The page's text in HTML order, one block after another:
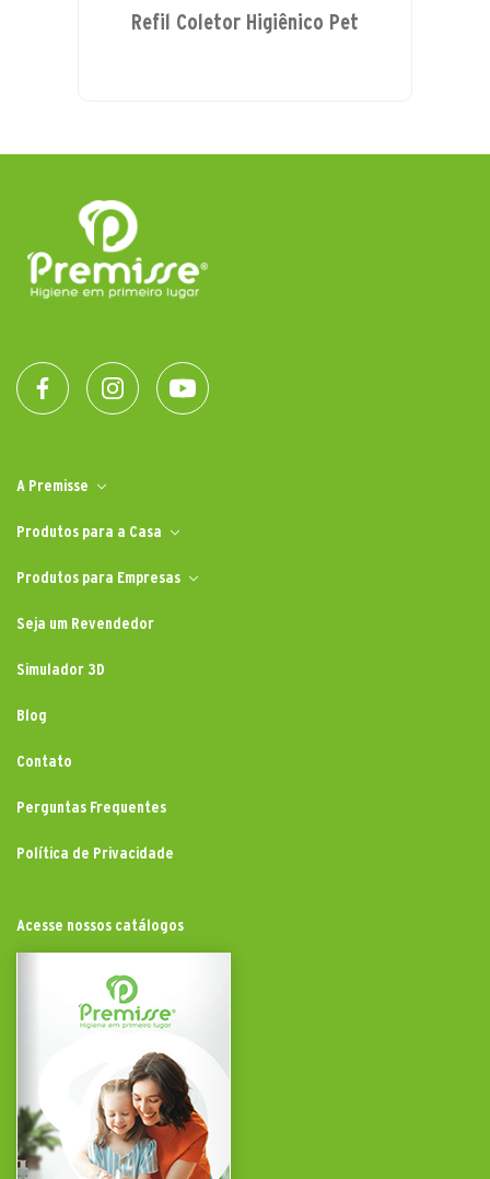
Refil Coletor Higiênico Pet
A Premisse
Produtos para a Casa
Produtos para Empresas
Seja um Revendedor
Simulador 3D
Blog
Contato
Perguntas Frequentes
Política de Privacidade
Acesse nossos catálogos